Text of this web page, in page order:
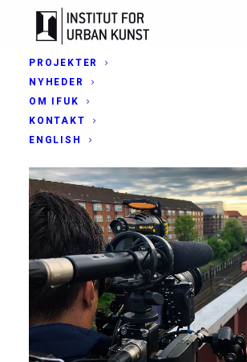
PROJEKTER
NYHEDER
OM IFUK
KONTAKT
ENGLISH